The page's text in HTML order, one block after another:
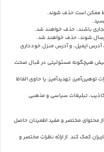
ممکن است حذف شوند.
باشند، حذف خواهند شد.
ارسال شوند، حذف خواهند شد.
آدرس ایمیل، و آدرس منزل خودداری
هیچگونه مسئولیتی در قبال صحت
توهین‌آمیز، تهدیدآمیز، یا حاوی الفاظ
تبلیغات سیاسی و مذهبی
و حداکثر 500 کاراکتر باشند تا از محتوای مختصر و مفید اطمینان حاصل
کمک کند.از ارائه نظرات مختصر و